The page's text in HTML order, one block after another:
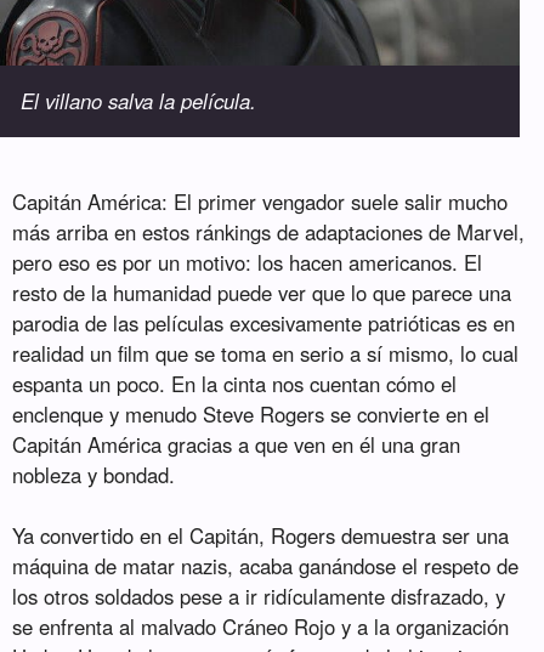
El villano salva la película.
Capitán América: El primer vengador suele salir mucho
más arriba en estos ránkings de adaptaciones de Marvel,
pero eso es por un motivo: los hacen americanos. El
resto de la humanidad puede ver que lo que parece una
parodia de las películas excesivamente patrióticas es en
realidad un film que se toma en serio a sí mismo, lo cual
espanta un poco. En la cinta nos cuentan cómo el
enclenque y menudo Steve Rogers se convierte en el
Capitán América gracias a que ven en él una gran
nobleza y bondad.
Ya convertido en el Capitán, Rogers demuestra ser una
máquina de matar nazis, acaba ganándose el respeto de
los otros soldados pese a ir ridículamente disfrazado, y
se enfrenta al malvado Cráneo Rojo y a la organización